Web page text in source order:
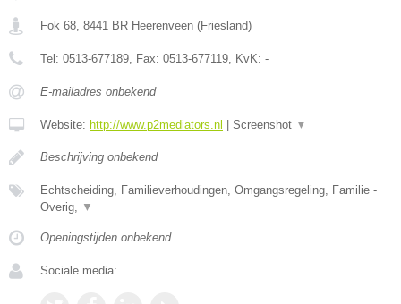
Fok 68 8441 BR Heerenveen (Friesland)
Tel: 0513-677189 , Fax: 0513-677119 , KvK: -
E-mailadres onbekend
Website: http://www.p2mediators.nl Screenshot ▼
Beschrijving onbekend
Echtscheiding, Familieverhoudingen, Omgangsregeling, Familie -
Overig,
▼
Openingstijden onbekend
Sociale media: